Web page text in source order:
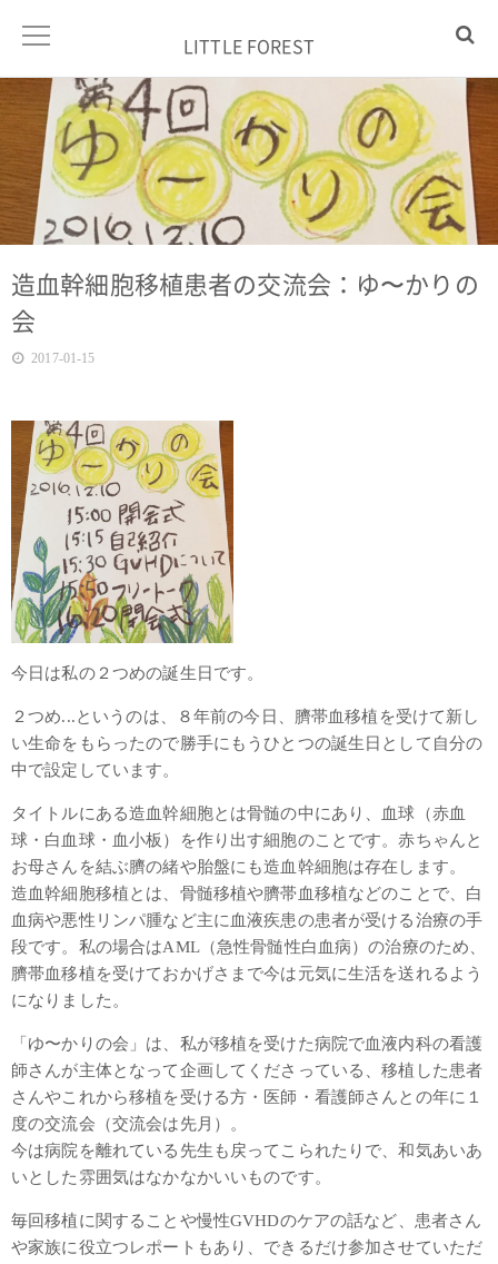
LITTLE FOREST
造血幹細胞移植患者の交流会：ゆ〜かりの
会
2017-01-15
今日は私の２つめの誕生日です。
２つめ...というのは、８年前の今日、臍帯血移植を受けて新し
い生命をもらったので勝手にもうひとつの誕生日として自分の
中で設定しています。
タイトルにある造血幹細胞とは骨髄の中にあり、血球（赤血
球・白血球・血小板）を作り出す細胞のことです。赤ちゃんと
お母さんを結ぶ臍の緒や胎盤にも造血幹細胞は存在します。
造血幹細胞移植とは、骨髄移植や臍帯血移植などのことで、白
血病や悪性リンパ腫など主に血液疾患の患者が受ける治療の手
段です。私の場合はAML（急性骨髄性白血病）の治療のため、
臍帯血移植を受けておかげさまで今は元気に生活を送れるよう
になりました。
「ゆ〜かりの会」は、私が移植を受けた病院で血液内科の看護
師さんが主体となって企画してくださっている、移植した患者
さんやこれから移植を受ける方・医師・看護師さんとの年に１
度の交流会（交流会は先月）。
今は病院を離れている先生も戻ってこられたりで、和気あいあ
いとした雰囲気はなかなかいいものです。
毎回移植に関することや慢性GVHDのケアの話など、患者さん
や家族に役立つレポートもあり、できるだけ参加させていただ